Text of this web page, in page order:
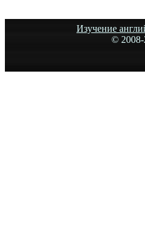
Изучение
© 2008-